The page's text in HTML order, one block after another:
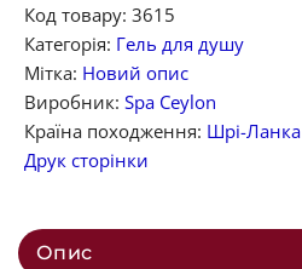
Код товару: 3615
Категорія: Гель для душу
Мітка: Новий опис
Виробник: Spa Ceylon
Країна походження: Шрі-Ланка
Друк сторінки
Опис